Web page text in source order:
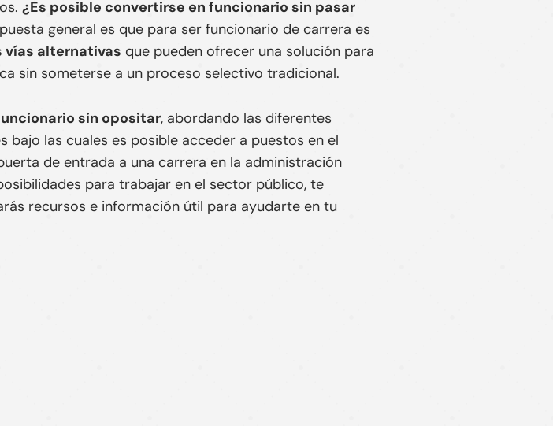
¿Es posible convertirse en funcionario sin pasar
general es que para ser funcionario de carrera es
vías alternativas que pueden ofrecer una solución para
sin someterse a un proceso selectivo tradicional.
sin opositar, abordando las diferentes
las cuales es posible acceder a puestos en el
de entrada a una carrera en la administración
para trabajar en el sector público, te
recursos e información útil para ayudarte en tu